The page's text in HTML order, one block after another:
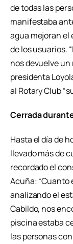
de todas las
manifestaba
agua mejoran el
de los usuarios.
nos devuelve
presidenta
al Rotary Club
Cerrada
Hasta el día de
llevado más de
recordado el
Acuña: “Cuanto
analizando el
Cabildo, nos
piscina estaba
las personas